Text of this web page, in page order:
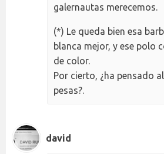
galernautas merecemos.
(*) Le queda bien esa
blanca mejor, y ese polo
de color.
Por cierto, ¿ha pensado
pesas?.
david